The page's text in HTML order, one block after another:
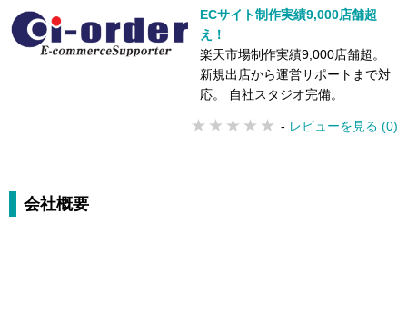
ECサイト制作実績9,000店舗超
え！
楽天市場制作実績9,000店舗超。
新規出店から運営サポートまで対
応。 自社スタジオ完備。
- レビューを見る (0)
会社概要